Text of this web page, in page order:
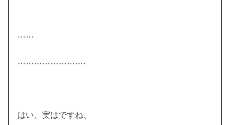
……
…………………….
はい、実はですね、